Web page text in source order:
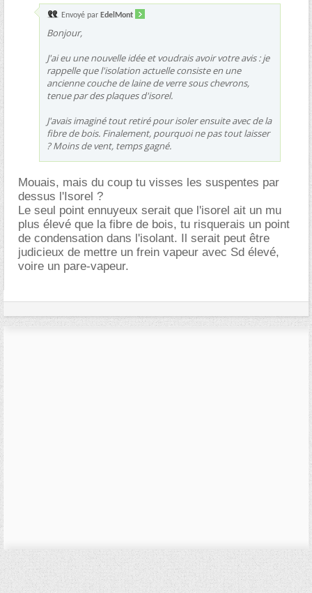
Envoyé par EdelMont
Bonjour,
J'ai eu une nouvelle idée et voudrais avoir votre avis : je
rappelle que l'isolation actuelle consiste en une
ancienne couche de laine de verre sous chevrons,
tenue par des plaques d'isorel.
J'avais imaginé tout retiré pour isoler ensuite avec de la
fibre de bois. Finalement, pourquoi ne pas tout laisser
? Moins de vent, temps gagné.
Mouais, mais du coup tu visses les suspentes par
dessus l'Isorel ?
Le seul point ennuyeux serait que l'isorel ait un mu
plus élevé que la fibre de bois, tu risquerais un point
de condensation dans l'isolant. Il serait peut être
judicieux de mettre un frein vapeur avec Sd élevé,
voire un pare-vapeur.